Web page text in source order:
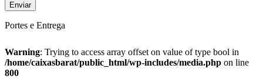
Portes e Entrega
Warning: Trying to access array offset on value of type bool in
/home/caixasbarat/public_html/wp-includes/media.php on line
800